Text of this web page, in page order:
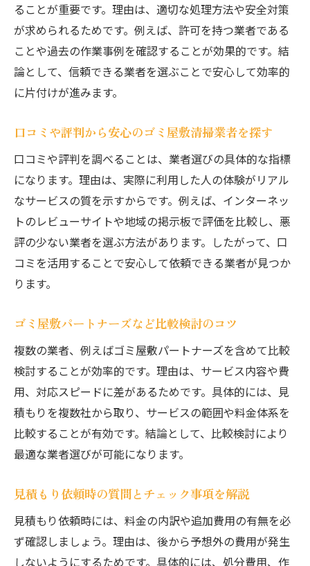
ることが重要です。理由は、適切な処理方法や安全対策
が求められるためです。例えば、許可を持つ業者である
ことや過去の作業事例を確認することが効果的です。結
論として、信頼できる業者を選ぶことで安心して効率的
に片付けが進みます。
口コミや評判から安心のゴミ屋敷清掃業者を探す
口コミや評判を調べることは、業者選びの具体的な指標
になります。理由は、実際に利用した人の体験がリアル
なサービスの質を示すからです。例えば、インターネッ
トのレビューサイトや地域の掲示板で評価を比較し、悪
評の少ない業者を選ぶ方法があります。したがって、口
コミを活用することで安心して依頼できる業者が見つか
ります。
ゴミ屋敷パートナーズなど比較検討のコツ
複数の業者、例えばゴミ屋敷パートナーズを含めて比較
検討することが効率的です。理由は、サービス内容や費
用、対応スピードに差があるためです。具体的には、見
積もりを複数社から取り、サービスの範囲や料金体系を
比較することが有効です。結論として、比較検討により
最適な業者選びが可能になります。
見積もり依頼時の質問とチェック事項を解説
見積もり依頼時には、料金の内訳や追加費用の有無を必
ず確認しましょう。理由は、後から予想外の費用が発生
しないようにするためです。具体的には、処分費用、作